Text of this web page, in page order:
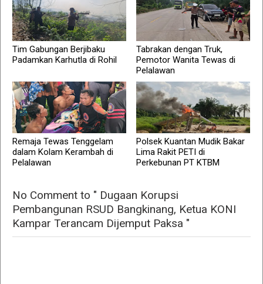
Tim Gabungan Berjibaku
Padamkan Karhutla di Rohil
Tabrakan dengan Truk,
Pemotor Wanita Tewas di
Pelalawan
Remaja Tewas Tenggelam
dalam Kolam Kerambah di
Pelalawan
Polsek Kuantan Mudik Bakar
Lima Rakit PETI di
Perkebunan PT KTBM
No Comment to " Dugaan Korupsi
Pembangunan RSUD Bangkinang, Ketua KONI
Kampar Terancam Dijemput Paksa "